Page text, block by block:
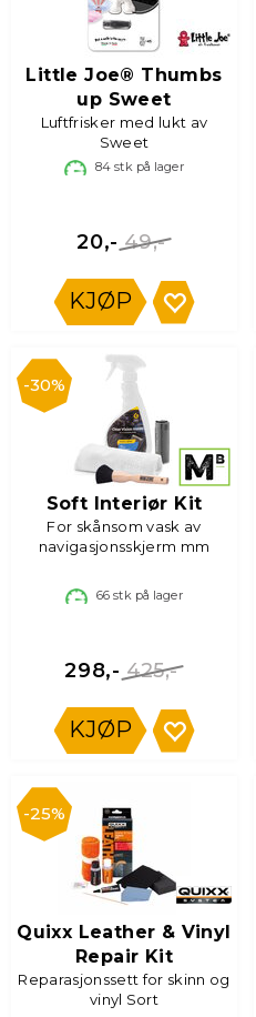
Little Joe® Thumbs
up Sweet
Luftfrisker med lukt av
Sweet
84 stk på lager
49,-
20,-
KJØP
30%
Soft Interiør Kit
For skånsom vask av
navigasjonsskjerm mm
66 stk på lager
425,-
298,-
KJØP
25%
Quixx Leather & Vinyl
Repair Kit
Reparasjonssett for skinn og
vinyl Sort